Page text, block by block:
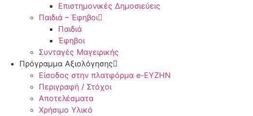
Επιστημονικές Δημοσιεύεις
Παιδιά – Έφηβοι
Παιδιά
Έφηβοι
Συνταγές Μαγειρικής
Πρόγραμμα Αξιολόγησης
Είσοδος στην πλατφόρμα e-EYZHN
Περιγραφή / Στόχοι
Αποτελέσματα
Χρήσιμο Υλικό